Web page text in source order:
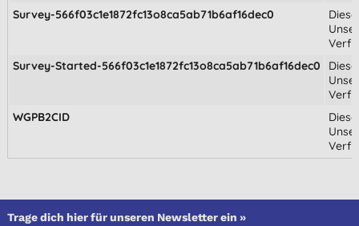
Survey-566f03c1e1872fc13o8ca5ab71b6af16dec0
Survey-Started-566f03c1e1872fc13o8ca5ab71b6af16dec0
WGPB2CID
Trage dich hier für unseren Newsletter ein »